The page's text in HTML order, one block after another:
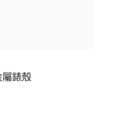
錶殼